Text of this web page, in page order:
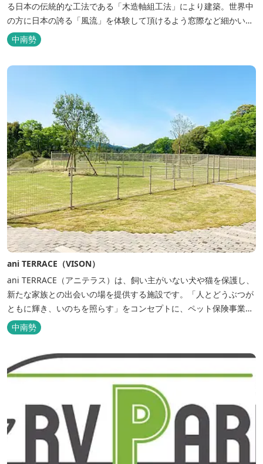
る日本の伝統的な工法である「木造軸組工法」により建築。世界中
の方に日本の誇る「風流」を体験して頂けるよう窓際など細かいデ
ィテールにこだわりました。4棟から成る旅籠棟では各棟1階に入居
するテナントプロデュースにより洗練された世界観を各客室でお楽
しみいただけ...
中南勢
ani TERRACE（VISON）
ani TERRACE（アニテラス）は、飼い主がいない犬や猫を保護し、
新たな家族との出会いの場を提供する施設です。「人とどうぶつが
ともに輝き、いのちを照らす」をコンセプトに、ペット保険事業を
行うアニコムグループが運営します。また、本施設では、飼い主様
と一緒にVISONへ訪れたペットを一時的にお預かりするペットホテ
ルをご用意しているほか、広々...
中南勢